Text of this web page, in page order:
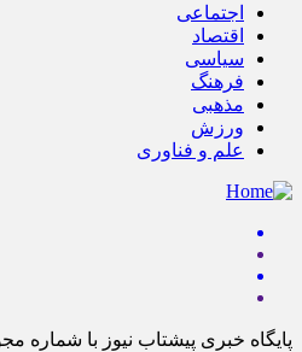
اجتماعی
اقتصاد
سیاسی
فرهنگ
مذهبی
ورزش
علم و فناوری